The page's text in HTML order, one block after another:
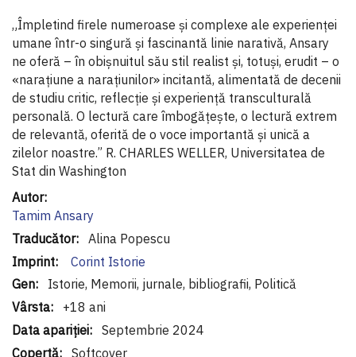
„Împletind firele numeroase și complexe ale experienței
umane într-o singură și fascinantă linie narativă, Ansary
ne oferă – în obișnuitul său stil realist și, totuși, erudit – o
«narațiune a narațiunilor» incitantă, alimentată de decenii
de studiu critic, reflecție și experiență transculturală
personală. O lectură care îmbogățește, o lectură extrem
de relevantă, oferită de o voce importantă și unică a
zilelor noastre.” R. CHARLES WELLER, Universitatea de
Stat din Washington
Informaţii
suplimentare
Tamim Ansary
Alina Popescu
Corint Istorie
Istorie, Memorii, jurnale, bibliografii, Politică
+18 ani
Septembrie 2024
Softcover